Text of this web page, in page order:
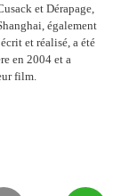
et Dérapage,
également
et réalisé, a été
en 2004 et a
film.